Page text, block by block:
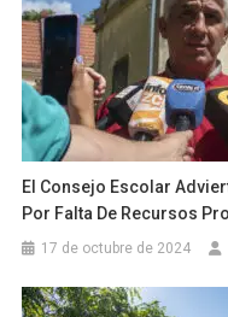
El Consejo Escolar
Por Falta De Recursos
17 de octubre de 2024